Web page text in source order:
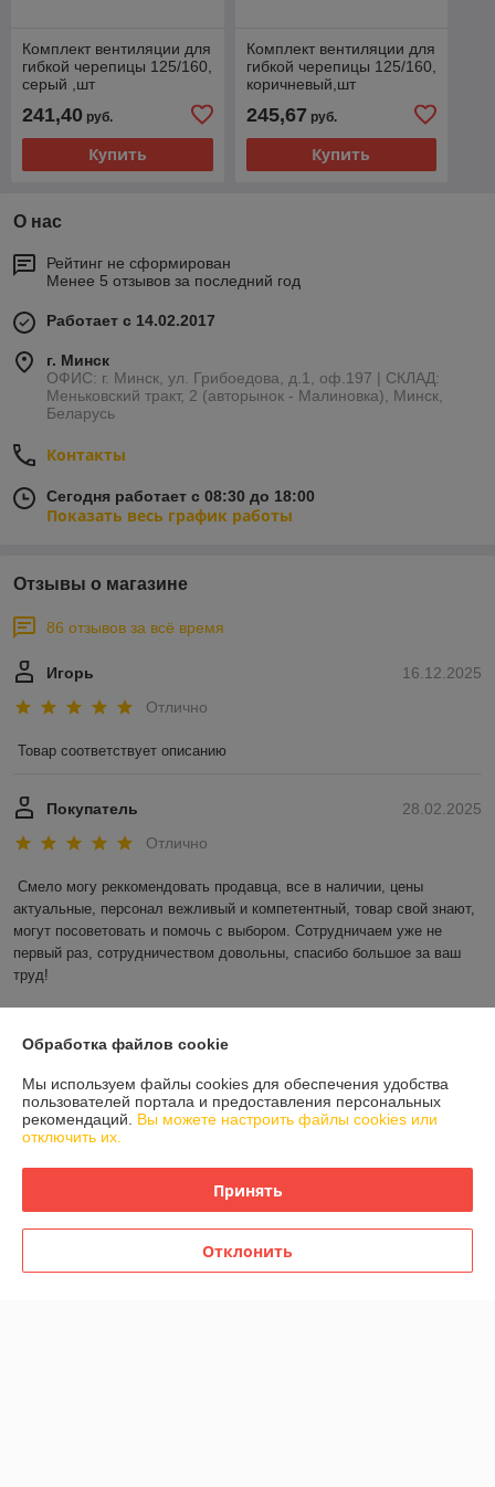
Комплект вентиляции для
гибкой черепицы 125/160,
серый ,шт
241,40 руб.
Купить
Комплект вентиляции для
гибкой черепицы 125/160,
коричневый,шт
245,67 руб.
Купить
О нас
Рейтинг не сформирован
Менее 5 отзывов за последний год
Работает с 14.02.2017
г. Минск
ОФИС: г. Минск, ул. Грибоедова, д.1, оф.197 | СКЛАД:
Меньковский тракт, 2 (авторынок - Малиновка), Минск,
Беларусь
Контакты
Сегодня работает с 08:30 до 18:00
Показать весь график работы
Отзывы о магазине
86 отзывов за всё время
16.12.2025
Игорь
Отлично
Товар соответствует описанию
28.02.2025
Покупатель
Отлично
Смело могу реккомендовать продавца, все в наличии, цены
актуальные, персонал вежливый и компетентный, товар свой знают,
могут посоветовать и помочь с выбором. Сотрудничаем уже не
первый раз, сотрудничеством довольны, спасибо большое за ваш
труд!
О нас
Контакты
Обработка файлов cookie
Мы используем файлы cookies для обеспечения удобства
пользователей портала и предоставления персональных
рекомендаций. Вы можете настроить файлы cookies или
отключить их.
Принять
Отклонить